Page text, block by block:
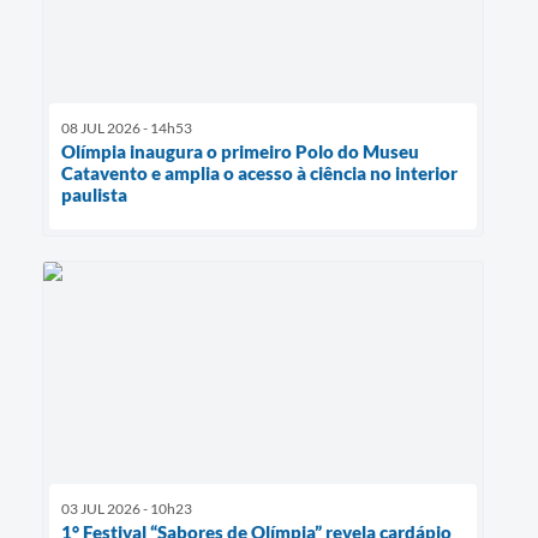
08 JUL 2026 - 14h53
Olímpia inaugura o primeiro Polo do Museu
Catavento e amplia o acesso à ciência no interior
paulista
03 JUL 2026 - 10h23
1° Festival “Sabores de Olímpia” revela cardápio